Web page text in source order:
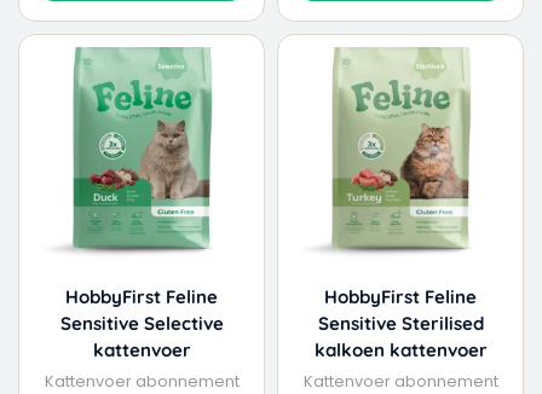
HobbyFirst Feline
Sensitive Selective
kattenvoer
Kattenvoer abonnement
Prijsklasse:
tot
€ 26,99
Dit
product
heeft
meerdere
variaties.
Deze
optie
kan
gekozen
worden
op
de
productpagina
HobbyFirst Feline
Sensitive Sterilised
kalkoen kattenvoer
Kattenvoer abonnement
tot
€ 26,95
Dit
product
heeft
meerdere
variaties.
Deze
optie
kan
gekozen
worden
op
de
productpagina